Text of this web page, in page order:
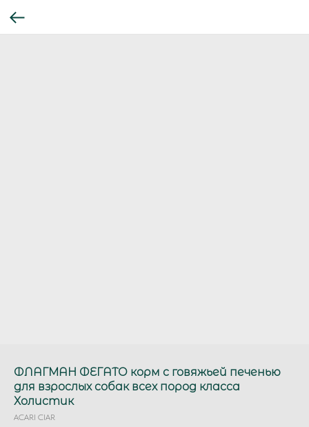
ФЛАГМАН ФЕГАТО корм с говяжьей печенью
для взрослых собак всех пород класса
Холистик
ACARI CIAR